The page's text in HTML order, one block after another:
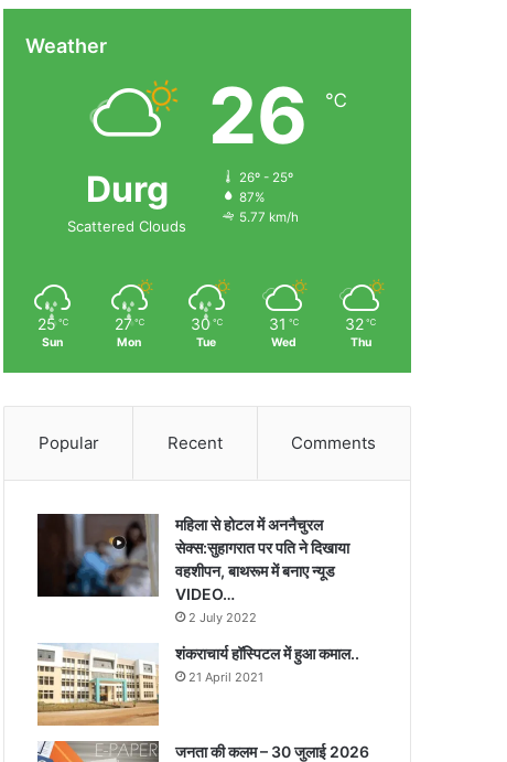
से
और
Weather
Durg
Scattered Clouds
26 ℃
26º - 25º
87%
5.77 km/h
25 ℃
Sun
27 ℃
Mon
30 ℃
Tue
31 ℃
Wed
32 ℃
Thu
Popular Recent Comments
महिला से होटल में अननैचुरल
सेक्स:सुहागरात पर पति ने दिखाया
वहशीपन, बाथरूम में बनाए न्यूड
VIDEO…
2 July 2022
शंकराचार्य हॉस्पिटल में हुआ कमाल..
21 April 2021
जनता की कलम – 30 जुलाई 2026